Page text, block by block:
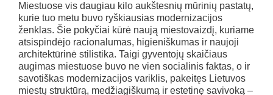
Miestuose vis daugiau kilo aukštesnių mūrinių pastatų,
kurie tuo metu buvo ryškiausias modernizacijos
ženklas. Šie pokyčiai kūrė naują miestovaizdį, kuriame
atsispindėjo racionalumas, higieniškumas ir naujoji
architektūrinė stilistika. Taigi gyventojų skaičiaus
augimas miestuose buvo ne vien socialinis faktas, o ir
savotiškas modernizacijos variklis, pakeitęs Lietuvos
miestų struktūrą, medžiagiškumą ir estetinę savivoką –